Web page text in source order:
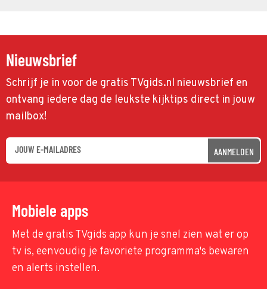
Nieuwsbrief
Schrijf je in voor de gratis TVgids.nl nieuwsbrief en
ontvang iedere dag de leukste kijktips direct in jouw
mailbox!
AANMELDEN
Mobiele apps
Met de gratis TVgids app kun je snel zien wat er op
tv is, eenvoudig je favoriete programma's bewaren
en alerts instellen.